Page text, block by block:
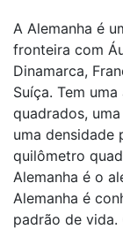
A Alemanha é
fronteira com
Dinamarca,
Suíça. Tem
quadrados,
uma densidade
quilômetro
Alemanha é o
Alemanha é
padrão de vida.